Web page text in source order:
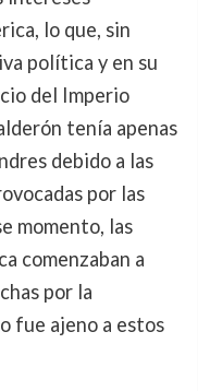
lo que, sin
política y en su
del Imperio
tenía apenas
debido a las
por las
momento, las
comenzaban a
por la
fue ajeno a estos